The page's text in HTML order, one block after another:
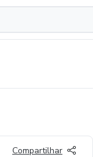
Compartilhar